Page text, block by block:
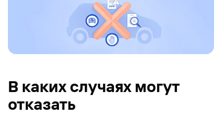
В каких случаях могут
отказать